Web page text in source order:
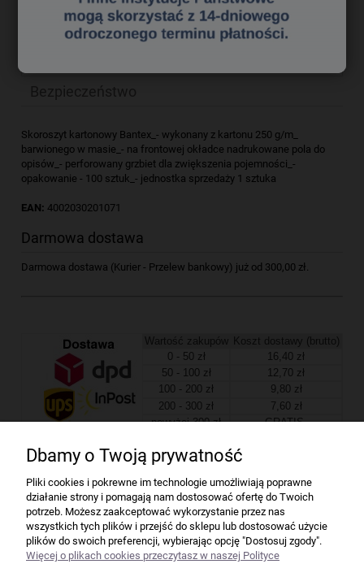
Kod produktu:
skk1250089
poleć znajomemu
Skoroszyt kartonowy Bantex_- wykonany z kartonu 250 g/m_
barwionego w masie_- na frontowej okładce nadrukowane pola do
opisów_- perforowany grzbiet dla zwiększenia pojemności_-
opakowanie - 100 sztuk_- jednostka sprzedaży 1 sztuka
EAN: 4002030201071
Darmowa dostawa
Darmowa dostawa (Kurier - Przelew bankowy) już od 300,00 zł.
Wartość zakupów
Koszt dostawy (brutto)
0 - 50 zł
16,40 zł
50 - 100 zł
12,70 zł
100 - 200 zł
9,80 zł
200 - 300 zł
7,60 zł
powyżej 300 zł
GRATIS
Firma
Bindownice wg producentów
Niszczarki wg producentów
Dbamy o Twoją prywatność
Pliki cookies i pokrewne im technologie umożliwiają poprawne
działanie strony i pomagają nam dostosować ofertę do Twoich
potrzeb. Możesz zaakceptować wykorzystanie przez nas
wszystkich tych plików i przejść do sklepu lub dostosować użycie
plików do swoich preferencji, wybierając opcję "Dostosuj zgody".
Więcej o plikach cookies przeczytasz w naszej Polityce